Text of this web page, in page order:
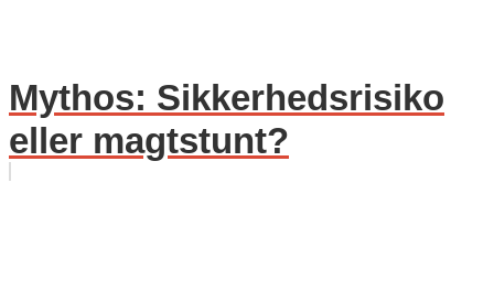
Mythos: Sikkerhedsrisiko
eller magtstunt?